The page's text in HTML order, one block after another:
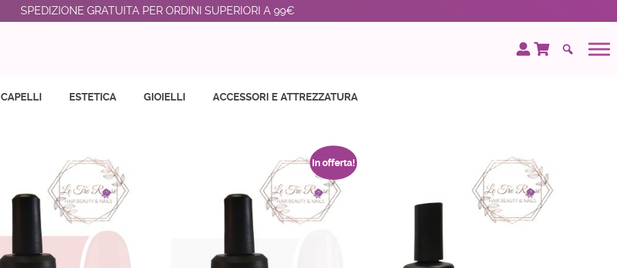
SPEDIZIONE GRATUITA PER ORDINI SUPERIORI A 99€
CAPELLI ESTETICA GIOIELLI ACCESSORI E ATTREZZATURA
In offerta!